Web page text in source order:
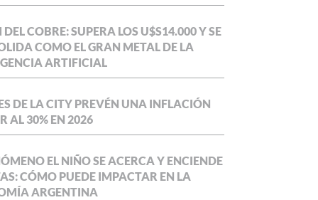
COBRE: SUPERA LOS U$S14.000 Y SE
COMO EL GRAN METAL DE LA
ARTIFICIAL
DE LA CITY PREVÉN UNA INFLACIÓN
AL 30% EN 2026
EL NIÑO SE ACERCA Y ENCIENDE
CÓMO PUEDE IMPACTAR EN LA
ARGENTINA